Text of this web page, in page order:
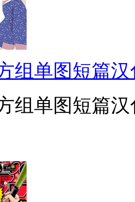
组单图短篇
组单图短篇汉